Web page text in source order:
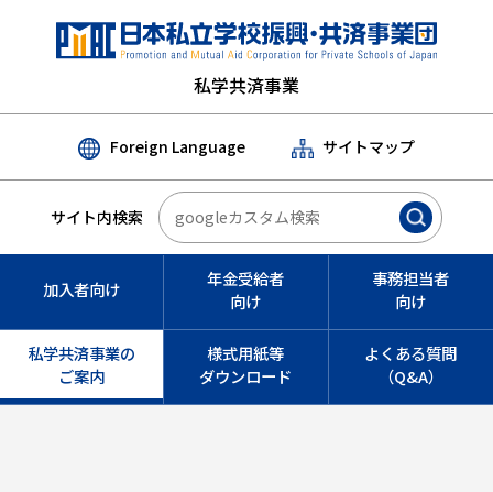
私学共済事業
Foreign Language サイトマップ
サイト内検索
加入者向け
年金受給者
向け
事務担当者
向け
私学共済事業の
ご案内
様式用紙等
ダウンロード
よくある質問
（Q&A）